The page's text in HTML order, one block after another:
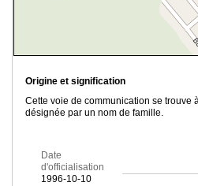
Origine et signification
Cette voie de communication se trouve
désignée par un nom de famille.
Date
d'officialisation
1996-10-10